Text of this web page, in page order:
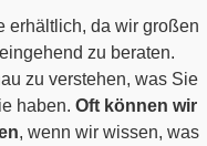
erhältlich, da wir großen
zu beraten.
zu verstehen, was Sie
haben. Oft können wir
, wenn wir wissen, was